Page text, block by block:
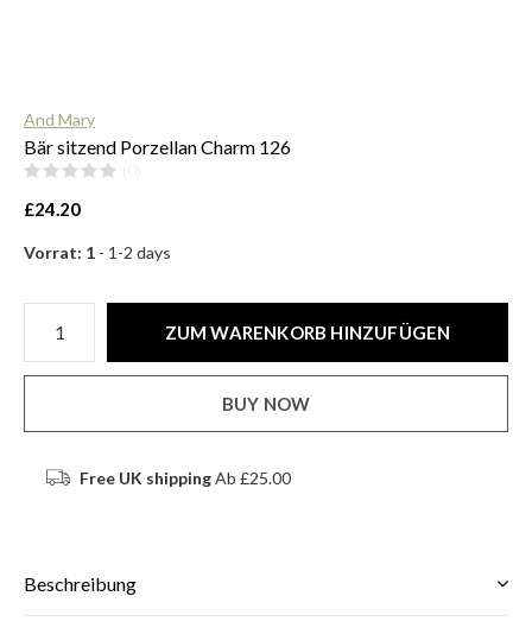
And Mary
Bär sitzend Porzellan Charm 126
£24.20
Vorrat: 1 - 1-2 days
ZUM WARENKORB HINZUFÜGEN
BUY NOW
Free UK shippingAb £25.00
Beschreibung